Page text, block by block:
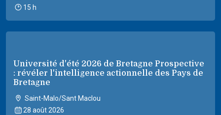
15 h
Université d'été 2026 de Bretagne Prospective
: révéler l'intelligence actionnelle des Pays de
Bretagne
Saint-Malo/Sant Maclou
28 août 2026